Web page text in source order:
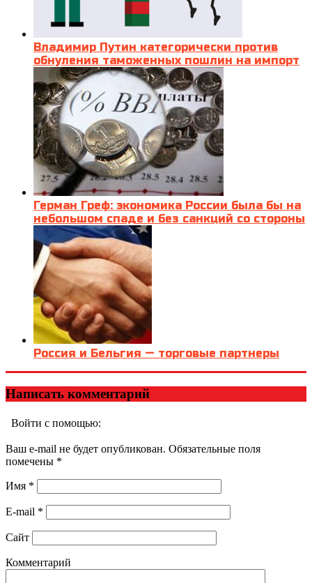
Владимир Путин категорически против
обнуления таможенных пошлин на импорт
Герман Греф: экономика России была бы на
небольшом спаде и без санкций со стороны
Россия и Бельгия — торговые партнеры
Написать комментарий
Войти с помощью:
Ваш e-mail не будет опубликован. Обязательные поля
помечены *
Имя *
E-mail *
Сайт
Комментарий